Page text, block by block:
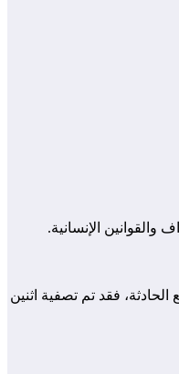
الإنسانية.
فقد تم تصفية اثنين